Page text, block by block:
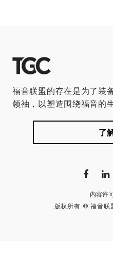
福音联盟的存在是为了装
领袖，以塑造围绕福音的
了
内容许
版权所有 © 福音联